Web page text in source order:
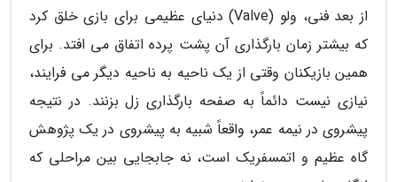
از بعد فنی، ولو (Valve) دنیای عظیمی برای بازی خلق کرد
که بیشتر زمان بارگذاری آن پشت پرده اتفاق می افتد. برای
همین بازیکنان وقتی از یک ناحیه به ناحیه دیگر می فرایند،
نیازی نیست دائماً به صفحه بارگذاری زل بزنند. در نتیجه
پیشروی در نیمه عمر، واقعاً شبیه به پیشروی در یک پژوهش
گاه عظیم و اتمسفریک است، نه جابجایی بین مراحلی که